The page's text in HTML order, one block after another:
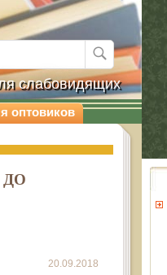
ДО
20.09.2018
слабовидящих
оптовиков